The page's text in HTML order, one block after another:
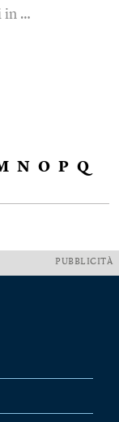
in …
N O P Q
PUBBLICITÀ